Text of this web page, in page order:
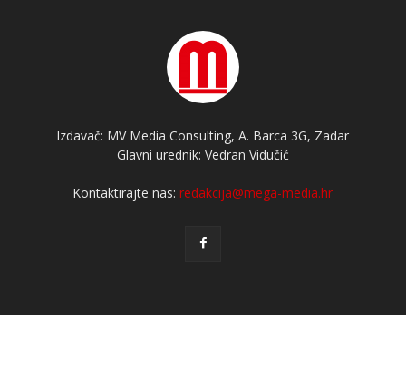
Izdavač: MV Media Consulting, A. Barca 3G, Zadar
Glavni urednik: Vedran Vidučić
Kontaktirajte nas:redakcija@mega-media.hr